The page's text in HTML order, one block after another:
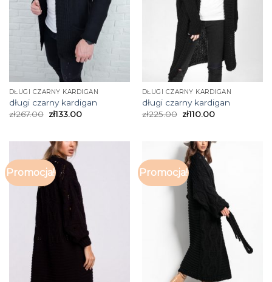
DŁUGI CZARNY KARDIGAN
długi czarny kardigan
zł267.00 zł133.00
DŁUGI CZARNY KARDIGAN
długi czarny kardigan
zł225.00 zł110.00
Promocja! Promocja!